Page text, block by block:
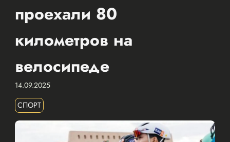
проехали 80
километров на
велосипеде
14.09.2025
СПОРТ